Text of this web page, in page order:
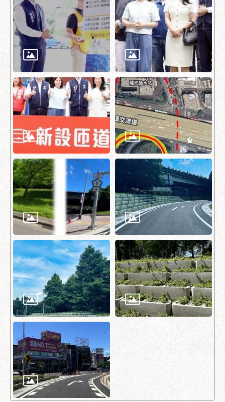
常
見
問
答
語
詞
彙
陳
情
系
統
政
府
網
站
資
料
放
宣
告
隱
私
權
及
資
訊
安
全
政